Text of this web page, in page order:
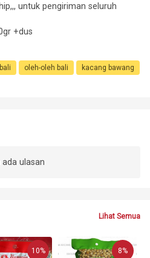
untuk pengiriman seluruh
+dus
oleh-oleh bali kacang bawang
ada ulasan
Lihat Semua
10% 8%